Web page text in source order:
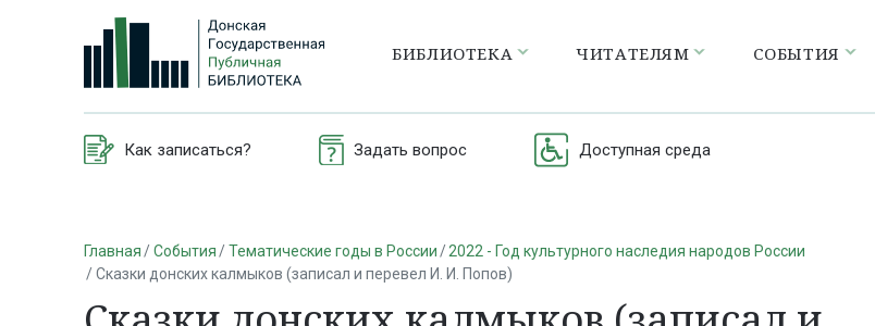
БИБЛИОТЕКА ЧИТАТЕЛЯМ СОБЫТИЯ
Как записаться? Задать вопрос Доступная среда
Главная События Тематические годы в России
2022 - Год культурного наследия народов России
Сказки донских калмыков (записал и перевел И. И. Попов)